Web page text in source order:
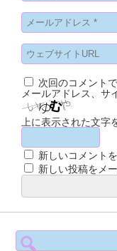
次回のコメント
メールアドレス、サ
上に表示された文字
新しいコメント
新しい投稿をメ
検
索: